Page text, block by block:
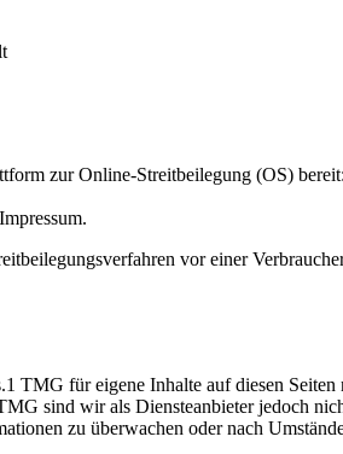
zur Online-Streitbeilegung (OS) bereit:
vor einer
TMG für eigene Inhalte auf diesen Seiten
sind wir als Diensteanbieter jedoch
zu überwachen oder nach